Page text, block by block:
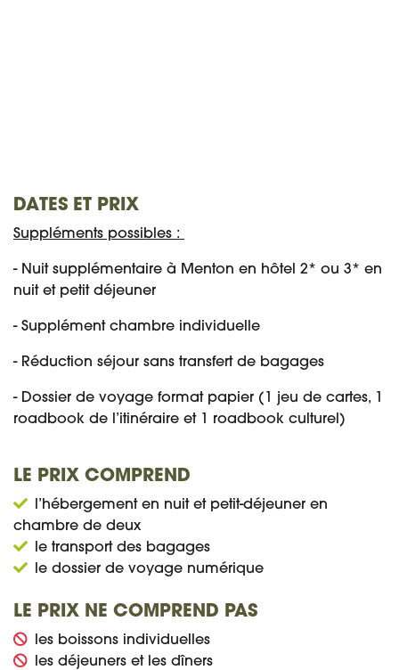
DATES ET PRIX
Suppléments possibles :
- Nuit supplémentaire à Menton en hôtel 2* ou 3* en
nuit et petit déjeuner
- Supplément chambre individuelle
- Réduction séjour sans transfert de bagages
- Dossier de voyage format papier (1 jeu de cartes, 1
roadbook de l’itinéraire et 1 roadbook culturel)
LE PRIX COMPREND
l’hébergement en nuit et petit-déjeuner en
chambre de deux
le transport des bagages
le dossier de voyage numérique
LE PRIX NE COMPREND PAS
les boissons individuelles
les déjeuners et les dîners